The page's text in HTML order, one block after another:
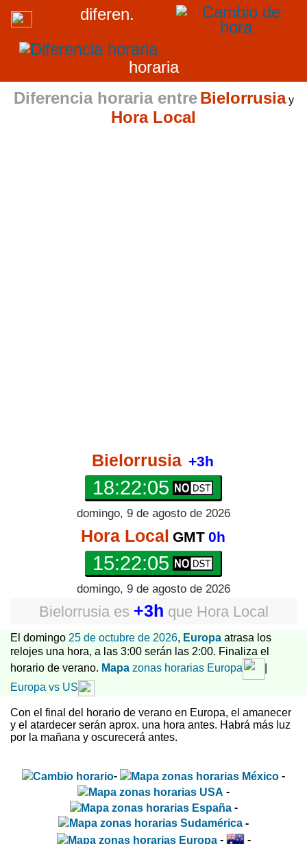
diferen.
horaria
Diferencia horaria entre Bielorrusiay
Hora Local
Bielorrusia +3h
18:22:05
domingo, 9 de agosto de 2026
Hora Local GMT 0h
15:22:05
domingo, 9 de agosto de 2026
Bielorrusiaes +3h que Hora Local
El domingo 25 de octubre de 2026, Europa atrasa los
relojes una hora, a las 3:00 serán las 2:00. Finaliza el
horario de verano. Mapa zonas horarias Europa
Europa vs US
Con el final del horario de verano en Europa, el amanecer
y el atardecer serán aprox. una hora antes. Habrá más luz
por la mañana y oscurecerá antes.
-
-
-
-
-
-
-